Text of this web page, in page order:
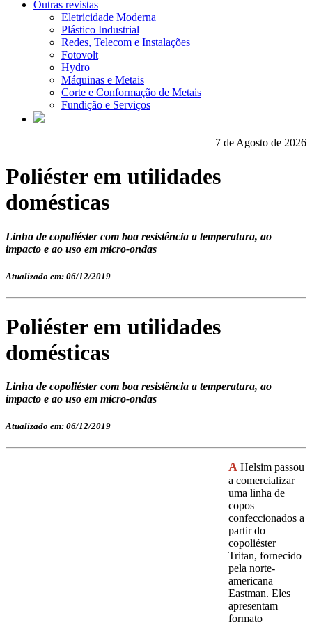
Outras revistas
Eletricidade Moderna
Plástico Industrial
Redes, Telecom e Instalações
Fotovolt
Hydro
Máquinas e Metais
Corte e Conformação de Metais
Fundição e Serviços
7 de Agosto de 2026
Poliéster em utilidades
domésticas
Linha de copoliéster com boa resistência a temperatura, ao
impacto e ao uso em micro-ondas
Atualizado em: 06/12/2019
Poliéster em utilidades
domésticas
Linha de copoliéster com boa resistência a temperatura, ao
impacto e ao uso em micro-ondas
Atualizado em: 06/12/2019
A Helsim passou
a comercializar
uma linha de
copos
confeccionados a
partir do
copoliéster
Tritan, fornecido
pela norte-
americana
Eastman. Eles
apresentam
formato